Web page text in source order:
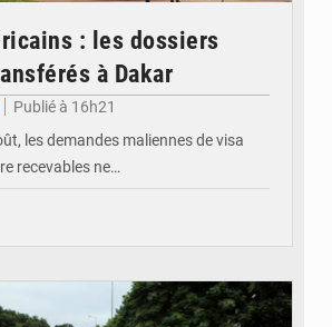
: les dossiers
à Dakar
Publié à 16h21
les demandes maliennes de visa
recevables ne…